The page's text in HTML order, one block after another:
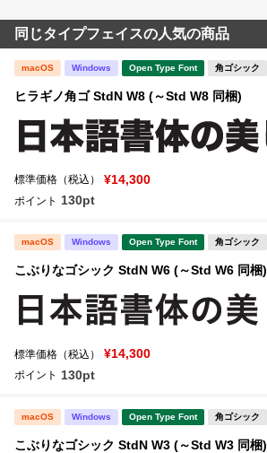
同じタイプフェイスの人気の商品
macOS Windows Open Type Font 角ゴシック
ヒラギノ角ゴ StdN W8 (～Std W8 同梱)
標準価格（税込） ¥14,300
ポイント 130pt
macOS Windows Open Type Font 角ゴシック
こぶりなゴシック StdN W6 (～Std W6 同梱)
標準価格（税込） ¥14,300
ポイント 130pt
macOS Windows Open Type Font 角ゴシック
こぶりなゴシック StdN W3 (～Std W3 同梱)